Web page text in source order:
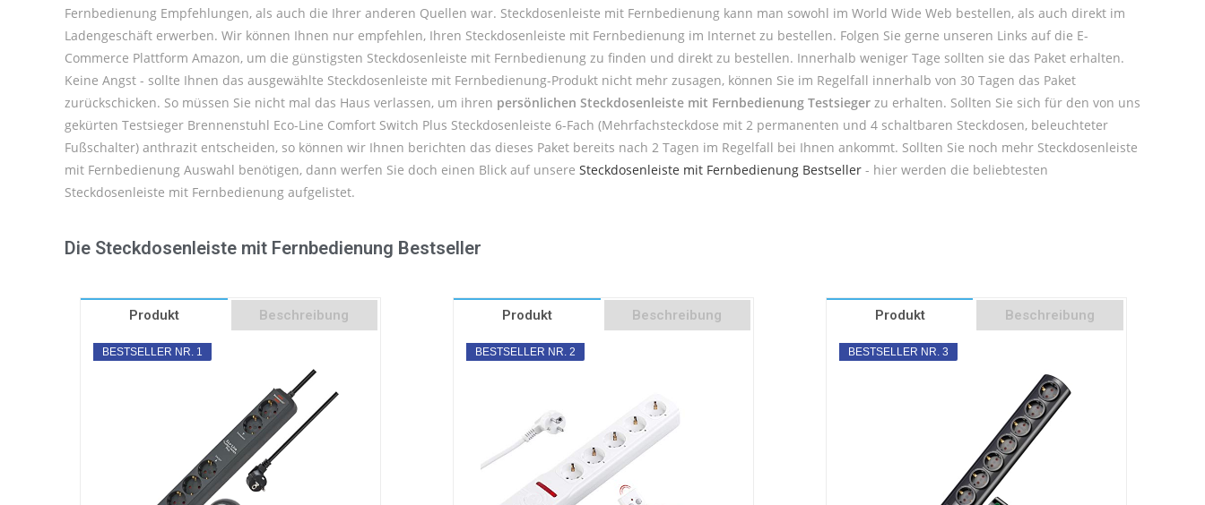
Fernbedienung Empfehlungen, als auch die Ihrer anderen Quellen war. Steckdosenleiste mit Fernbedienung kann man sowohl im World Wide Web bestellen, als auch direkt im
Ladengeschäft erwerben. Wir können Ihnen nur empfehlen, Ihren Steckdosenleiste mit Fernbedienung im Internet zu bestellen. Folgen Sie gerne unseren Links auf die E-
Commerce Plattform Amazon, um die günstigsten Steckdosenleiste mit Fernbedienung zu finden und direkt zu bestellen. Innerhalb weniger Tage sollten sie das Paket erhalten.
Keine Angst - sollte Ihnen das ausgewählte Steckdosenleiste mit Fernbedienung-Produkt nicht mehr zusagen, können Sie im Regelfall innerhalb von 30 Tagen das Paket
zurückschicken. So müssen Sie nicht mal das Haus verlassen, um ihren persönlichen Steckdosenleiste mit Fernbedienung Testsieger zu erhalten. Sollten Sie sich für den von uns
gekürten Testsieger Brennenstuhl Eco-Line Comfort Switch Plus Steckdosenleiste 6-Fach (Mehrfachsteckdose mit 2 permanenten und 4 schaltbaren Steckdosen, beleuchteter
Fußschalter) anthrazit entscheiden, so können wir Ihnen berichten das dieses Paket bereits nach 2 Tagen im Regelfall bei Ihnen ankommt. Sollten Sie noch mehr Steckdosenleiste
mit Fernbedienung Auswahl benötigen, dann werfen Sie doch einen Blick auf unsere Steckdosenleiste mit Fernbedienung Bestseller - hier werden die beliebtesten
Steckdosenleiste mit Fernbedienung aufgelistet.
Die Steckdosenleiste mit Fernbedienung Bestseller
Produkt Beschreibung
BESTSELLER NR. 1
Produkt Beschreibung
BESTSELLER NR. 2
Produkt Beschreibung
BESTSELLER NR. 3